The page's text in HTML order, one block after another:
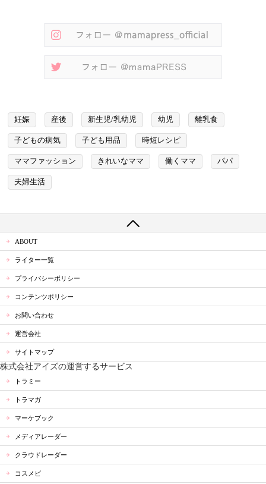
妊娠 産後 新生児/乳幼児 幼児 離乳食
子どもの病気 子ども用品 時短レシピ
ママファッション きれいなママ 働くママ パパ
夫婦生活
ABOUT
ライター一覧
プライバシーポリシー
コンテンツポリシー
お問い合わせ
運営会社
サイトマップ
株式会社アイズの運営するサービス
トラミー
トラマガ
マーケブック
メディアレーダー
クラウドレーダー
コスメビ